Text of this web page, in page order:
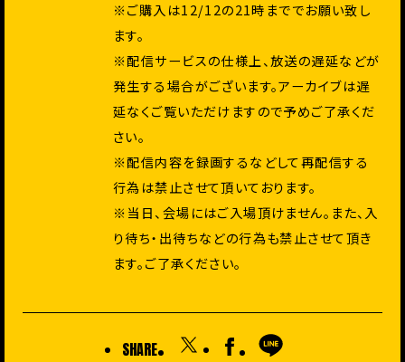
※ご購入は12/12の21時まででお願い致し
ます。
※配信サービスの仕様上、放送の遅延などが
発生する場合がございます。アーカイブは遅
延なくご覧いただけますので予めご了承くだ
さい。
※配信内容を録画するなどして再配信する
行為は禁止させて頂いております。
※当日、会場にはご入場頂けません。また、入
り待ち・出待ちなどの行為も禁止させて頂き
ます。ご了承ください。
SHARE